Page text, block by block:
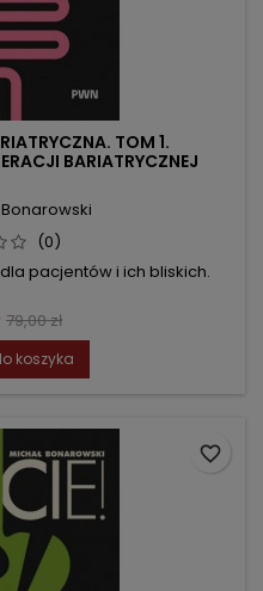
TOM 1.
BARIATRYCZNEJ
(0)
pacjentów i ich bliskich.
Cena
podstawowa
79,00 zł
koszyka
favorite_border